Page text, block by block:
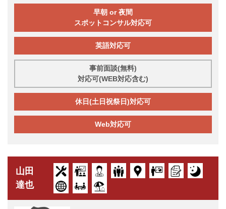
早朝 or 夜間
スポットコンサル対応可
英語対応可
事前面談(無料)
対応可(WEB対応含む)
休日(土日祝祭日)対応可
Web対応可
山田
達也